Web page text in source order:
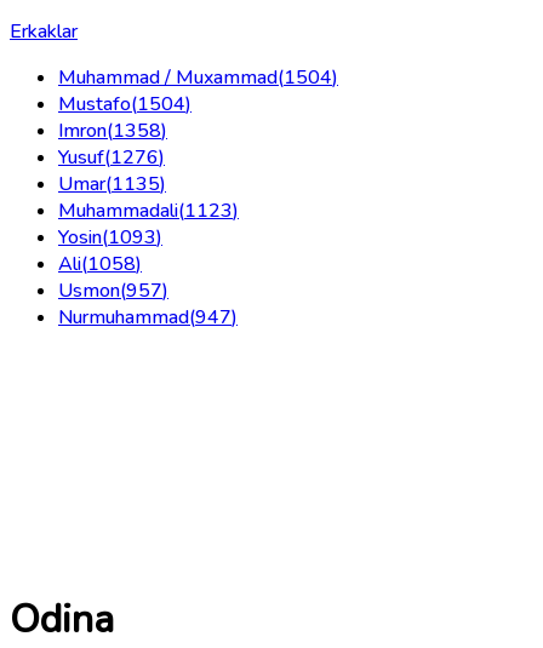
Erkaklar
Muhammad / Muxammad(1504)
Mustafo(1504)
Imron(1358)
Yusuf(1276)
Umar(1135)
Muhammadali(1123)
Yosin(1093)
Ali(1058)
Usmon(957)
Nurmuhammad(947)
Odina